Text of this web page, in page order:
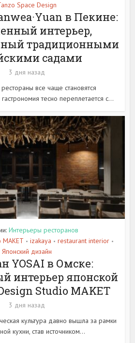
Space Design
в Пекине:
интерьер,
традиционными
садами
3 дня назад
все чаще становятся
тесно переплетается с...
Интерьеры ресторанов
• izakaya • restaurant interior •
Японский дизайн
YOSAI в Омске:
интерьер японской
Studio MAKET
3 дня назад
культура давно вышла за рамки
кухни, став источником...